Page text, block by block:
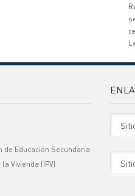
de Educación Secundaria
Vivienda (IPV)